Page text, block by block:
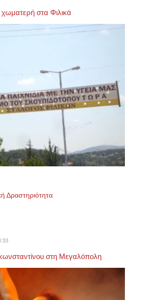
στα Φιλικά
Δραστηριότητα
στη Μεγαλόπολη